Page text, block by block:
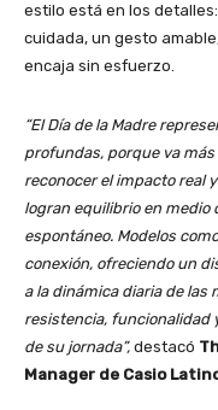
estilo está en los
cuidada, un gesto
encaja sin esfuerzo.
“El Día de la Madre
profundas, porque va
reconocer el impacto real
logran equilibrio en medio
espontáneo. Modelos
conexión, ofreciendo un
a la dinámica diaria de las
resistencia, funcionalidad
de su jornada”, destacó
Manager de Casio